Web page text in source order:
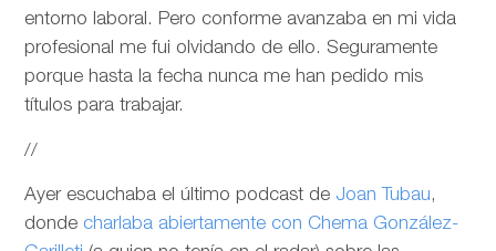
entorno laboral. Pero conforme avanzaba en mi vida
profesional me fui olvidando de ello. Seguramente
porque hasta la fecha nunca me han pedido mis
títulos para trabajar.
//
Ayer escuchaba el último podcast de Joan Tubau,
donde charlaba abiertamente con Chema González-